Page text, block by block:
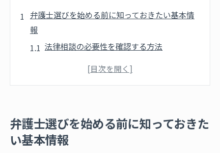
弁護士選びを始める前に知っておきたい基本情
報
法律相談の必要性を確認する方法
弁護士の資格と役割について理解する
オンラインでの情報収集の活用法
最適な弁護士を選ぶためのステップバイステッ
弁護士選びを始める前に知っておきた
い基本情報